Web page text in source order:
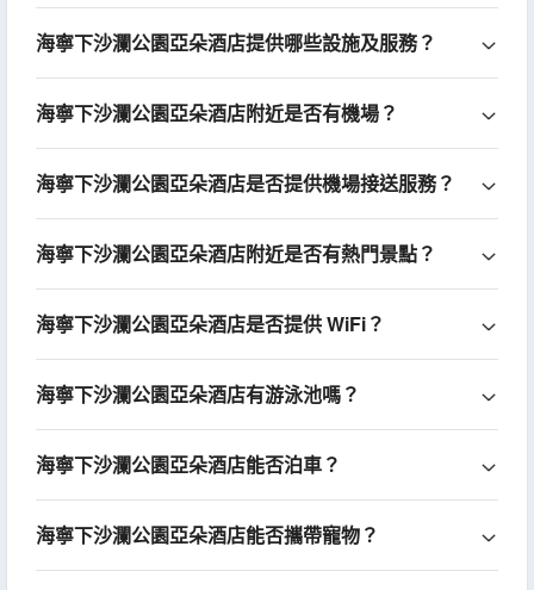
海寧下沙瀾公園亞朵酒店提供哪些設施及服務？
海寧下沙瀾公園亞朵酒店附近是否有機場？
海寧下沙瀾公園亞朵酒店是否提供機場接送服務？
海寧下沙瀾公園亞朵酒店附近是否有熱門景點？
海寧下沙瀾公園亞朵酒店是否提供 WiFi？
海寧下沙瀾公園亞朵酒店有游泳池嗎？
海寧下沙瀾公園亞朵酒店能否泊車？
海寧下沙瀾公園亞朵酒店能否攜帶寵物？